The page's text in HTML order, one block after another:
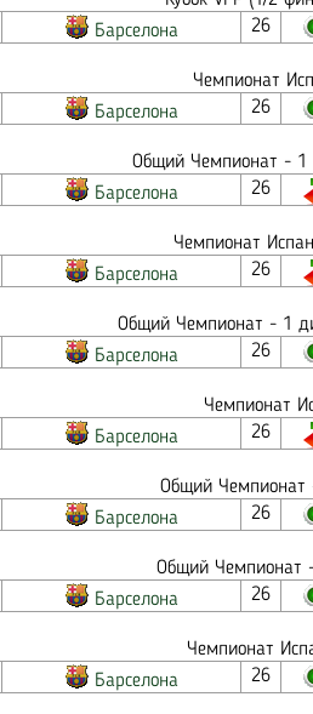
Барселона 26
Чемпионат
Барселона 26
Общий Чемпионат - 1
Барселона 26
Чемпионат
Барселона 26
Общий Чемпионат - 1
Барселона 26
Чемпионат
Барселона 26
Общий Чемпионат
Барселона 26
Общий Чемпионат
Барселона 26
Чемпионат
Барселона 26